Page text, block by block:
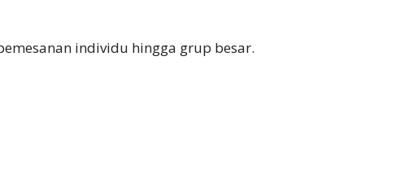
individu hingga grup besar.